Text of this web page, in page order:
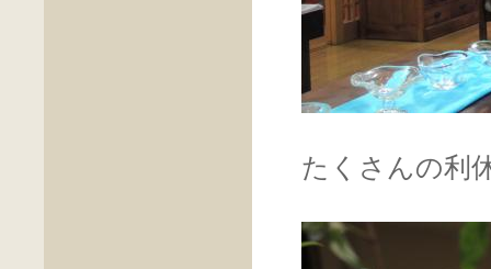
たくさんの利